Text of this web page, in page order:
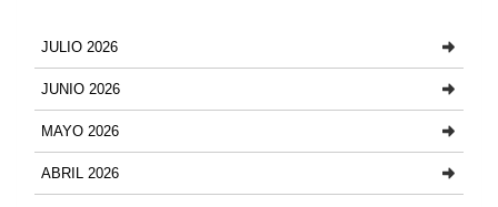
JULIO 2026
JUNIO 2026
MAYO 2026
ABRIL 2026